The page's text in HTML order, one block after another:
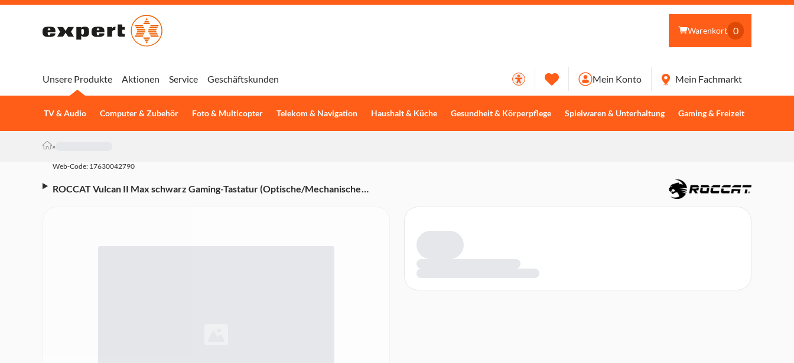
Warenkorb 0
Unsere Produkte
TV & Audio Computer & Zubehör Foto & Multicopter Telekom & Navigation Haushalt & Küche Gesundheit & Körperpflege Spielwaren & Unterhaltung Gaming & Freizeit
Aktionen Service Geschäftskunden Mein Konto Mein Fachmarkt
»
Web-Code: 17630042790
ROCCAT Vulcan II Max schwarz Gaming-Tastatur (Optische/Mechanische